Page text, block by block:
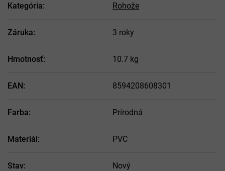
Kategória: Rohože
Záruka: 3 roky
Hmotnosť: 10.7 kg
EAN: 8594208608301
Farba: Prírodná
Materiál: PVC
Stav: Nový